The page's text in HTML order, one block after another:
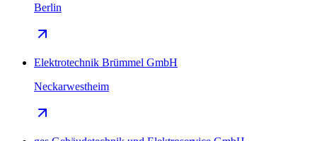
Berlin
Elektrotechnik Brümmel GmbH
Neckarwestheim